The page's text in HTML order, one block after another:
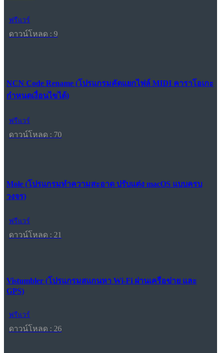
ฟรีแวร์
ดาวน์โหลด : 9
NCN Code Rename (โปรแกรมคัดแยกไฟล์ MIDI คาราโอเกะ
กำหนดเงื่อนไขได้)
ฟรีแวร์
ดาวน์โหลด : 70
Mole (โปรแกรมทำความสะอาด ปรับแต่ง macOS แบบครบ
วงจร)
ฟรีแวร์
ดาวน์โหลด : 21
Vistumbler (โปรแกรมสแกนหา Wi-Fi ผ่านเครือข่าย และ
GPS)
ฟรีแวร์
ดาวน์โหลด : 26